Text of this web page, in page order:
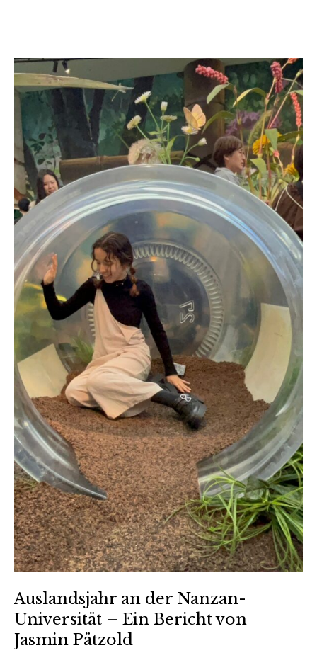
Auslandsjahr an der Nanzan-
Universität – Ein Bericht von
Jasmin Pätzold